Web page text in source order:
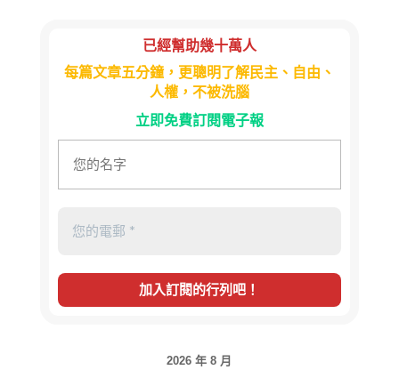
已經幫助幾十萬人
每篇文章五分鐘，更聰明了解民主、自由、
人權，不被洗腦
立即免費訂閱電子報
2026 年 8 月